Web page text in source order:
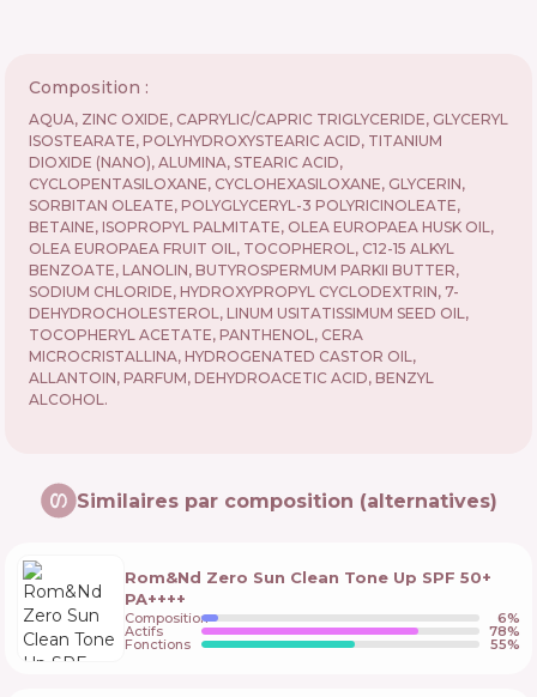
Composition :
AQUA, ZINC OXIDE, CAPRYLIC/CAPRIC TRIGLYCERIDE, GLYCERYL
ISOSTEARATE, POLYHYDROXYSTEARIC ACID, TITANIUM
DIOXIDE (NANO), ALUMINA, STEARIC ACID,
CYCLOPENTASILOXANE, CYCLOHEXASILOXANE, GLYCERIN,
SORBITAN OLEATE, POLYGLYCERYL-3 POLYRICINOLEATE,
BETAINE, ISOPROPYL PALMITATE, OLEA EUROPAEA HUSK OIL,
OLEA EUROPAEA FRUIT OIL, TOCOPHEROL, C12-15 ALKYL
BENZOATE, LANOLIN, BUTYROSPERMUM PARKII BUTTER,
SODIUM CHLORIDE, HYDROXYPROPYL CYCLODEXTRIN, 7-
DEHYDROCHOLESTEROL, LINUM USITATISSIMUM SEED OIL,
TOCOPHERYL ACETATE, PANTHENOL, CERA
MICROCRISTALLINA, HYDROGENATED CASTOR OIL,
ALLANTOIN, PARFUM, DEHYDROACETIC ACID, BENZYL
ALCOHOL.
Similaires par composition (alternatives)
Rom&Nd Zero Sun Clean Tone Up SPF 50+
PA++++
Composition 6%
Actifs 78%
Fonctions 55%